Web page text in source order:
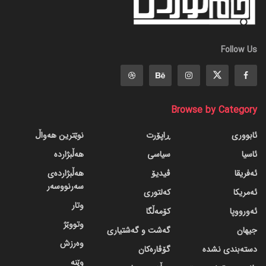
Follow Us
Browse by Category
ئابووری
ئاسیا
ئەفریقا
ئەمریکا
ئەورووپا
جیهان
دسته‌بندی نشده
ڕاپۆرت
سیاسی
ڤیدیۆ
کەلتوری
کۆمەڵگا
گه‌شت و گه‌شتیاری
گۆڤاره‌کان
نوێترین هەواڵ
هەڵبژاردە
هەڵبژاردەی
سەرنووسەر
وتار
وتووێژ
وەرزش
وێنە